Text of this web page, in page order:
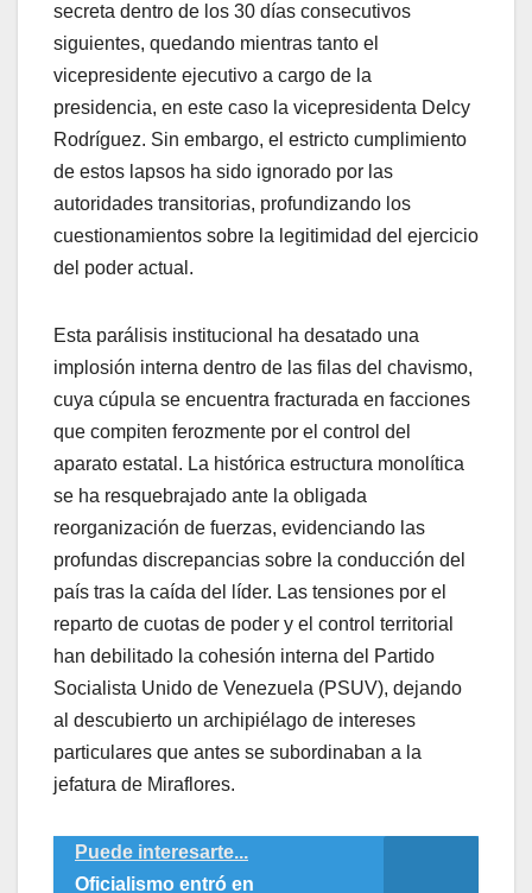
secreta dentro de los 30 días consecutivos
siguientes, quedando mientras tanto el
vicepresidente ejecutivo a cargo de la
presidencia, en este caso la vicepresidenta Delcy
Rodríguez. Sin embargo, el estricto cumplimiento
de estos lapsos ha sido ignorado por las
autoridades transitorias, profundizando los
cuestionamientos sobre la legitimidad del ejercicio
del poder actual.
​Esta parálisis institucional ha desatado una
implosión interna dentro de las filas del chavismo,
cuya cúpula se encuentra fracturada en facciones
que compiten ferozmente por el control del
aparato estatal. La histórica estructura monolítica
se ha resquebrajado ante la obligada
reorganización de fuerzas, evidenciando las
profundas discrepancias sobre la conducción del
país tras la caída del líder. Las tensiones por el
reparto de cuotas de poder y el control territorial
han debilitado la cohesión interna del Partido
Socialista Unido de Venezuela (PSUV), dejando
al descubierto un archipiélago de intereses
particulares que antes se subordinaban a la
jefatura de Miraflores.
Puede interesarte...
Oficialismo entró en